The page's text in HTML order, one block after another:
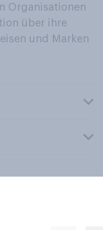
Organisationen
über ihre
und Marken
vorbehalten.